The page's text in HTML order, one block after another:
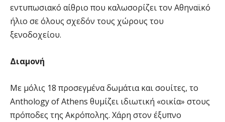
εντυπωσιακό αίθριο που καλωσορίζει τον Αθηναϊκό
ήλιο σε όλους σχεδόν τους χώρους του
ξενοδοχείου.
Διαμονή
Με μόλις 18 προσεγμένα δωμάτια και σουίτες, το
Anthology of Athens θυμίζει ιδιωτική «οικία» στους
πρόποδες της Ακρόπολης. Χάρη στον έξυπνο